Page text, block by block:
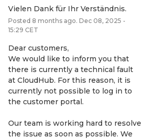
Vielen Dank für Ihr Verständnis.
Posted 8 months ago. Dec 08, 2025 -
15:29 CET
Dear customers,
We would like to inform you that
there is currently a technical fault
at CloudHub. For this reason, it is
currently not possible to log in to
the customer portal.
Our team is working hard to resolve
the issue as soon as possible. We